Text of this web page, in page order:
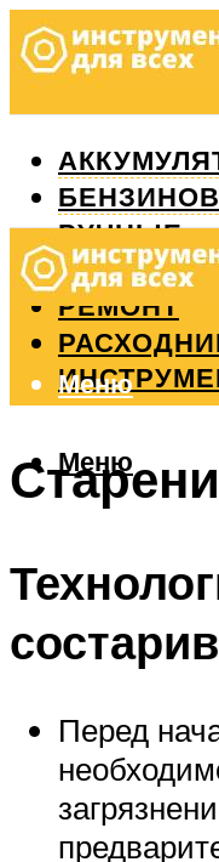
РУЧНЫЕ
РЕМОНТ
Меню
Меню
Перед